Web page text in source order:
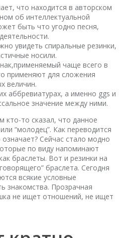
что находится в авторском
об интеллектуальной
быть что угодно песня,
увидеть спиральные резинки,
носили.
чаще всего в
применяют для сложения
величин.
аббревиатурах, а именно ggs и
значение между ними.
то сказал, что данное
“молодец”. Как переводится
означает? Сейчас стало модно
по виду напоминают
браслеты. Вот и резинки на
браслета. Сегодня
всякие условные
знакомства. Прозрачная
не ищет отношений, не ищет